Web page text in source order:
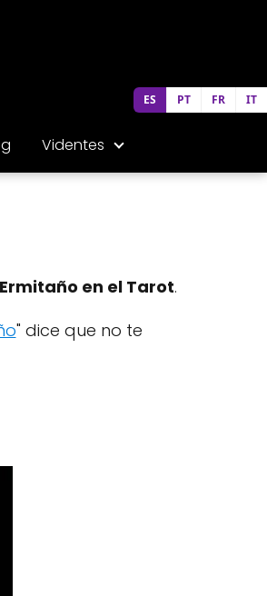
Videntes
en el Tarot.
" dice que no te
ES PT FR IT